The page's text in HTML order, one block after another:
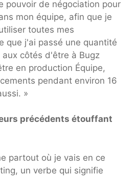
pouvoir de négociation pour
mon équipe, afin que je
toutes mes
que j'ai passé une quantité
côtés d'être à Bugz
en production Équipe,
pendant environ 16
»
précédents étouffant
partout où je vais en ce
un verbe qui signifie